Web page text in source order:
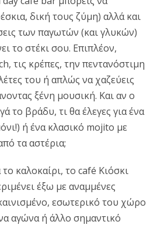
δική τους ζύμη) αλλά και
των παγωτών (και γλυκών)
το στέκι σου. Επιπλέον,
τις κρέπες, την πεντανόστιμη
του ή απλώς να χαζεύεις
ξένη μουσική. Και αν ο
το βράδυ, τι θα έλεγες για ένα
ή ένα κλασικό mojito με
τα αστέρια;
το καλοκαίρι, το café Κιόσκι
έξω με αναμμένες
εσωτερικό του χώρο
αγώνα ή άλλο σημαντικό